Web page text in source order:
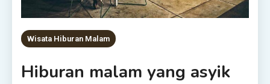
Wisata Hiburan Malam
Hiburan malam yang asyik